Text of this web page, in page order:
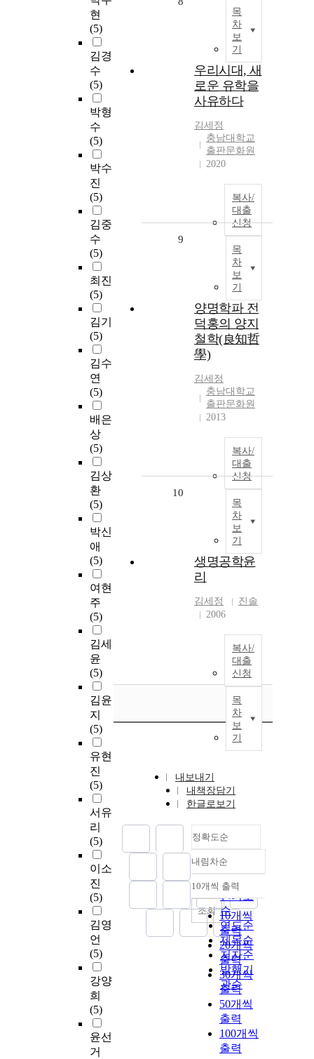
현
(5)
김경
수
(5)
박형
수
(5)
박수
진
(5)
김중
수
(5)
최진
(5)
김기
(5)
김수
연
(5)
배은
상
(5)
김상
환
(5)
박신
애
(5)
여현
주
(5)
김세
윤
(5)
김윤
지
(5)
유현
진
(5)
서유
리
(5)
이소
진
(5)
김영
언
(5)
강양
희
(5)
윤선
거
목
차
보
기
우리시대, 새
로운 유학을
사유하다
김세정
충남대학교
출판문화원
2020
복사/
대출
신청
목
차
보
기
9
양명학파 전
덕홍의 양지
철학(良知哲
學)
김세정
충남대학교
출판문화원
2013
복사/
대출
신청
목
차
보
기
10
생명공학윤
리
김세정
진솔
2006
복사/
대출
신청
목
차
보
기
내보내기
내책장담기
한글로보기
정확도순
정확도
순
인기도
순
연도순
제목순
저자순
발행기
관순
내림차순
내림차순
10개씩 출력
10개씩
출력
20개씩
출력
30개씩
출력
50개씩
출력
100개씩
출력
조회